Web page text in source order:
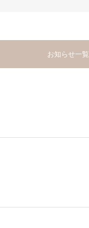
お知らせ一覧